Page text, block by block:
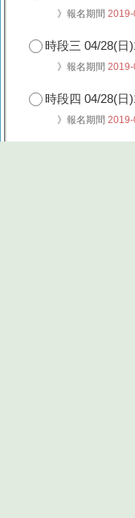
》報名期間
時段三 04/28(日
》報名期間
時段四 04/28(日
》報名期間